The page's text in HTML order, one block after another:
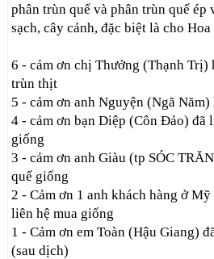
phân trùn quế và phân trùn quế ép
sạch, cây cảnh, đặc biệt là cho
6 - cảm ơn chị Thưởng (Thạnh Trị)
trùn thịt
5 - cảm ơn anh Nguyện (Ngã
4 - cảm ơn bạn Diệp (Côn Đảo) đã
giống
3 - cảm ơn anh Giàu (tp SÓC
quế giống
2 - Cảm ơn 1 anh khách hàng ở
liên hệ mua giống
1 - Cảm ơn em Toàn (Hậu Giang)
(sau dịch)